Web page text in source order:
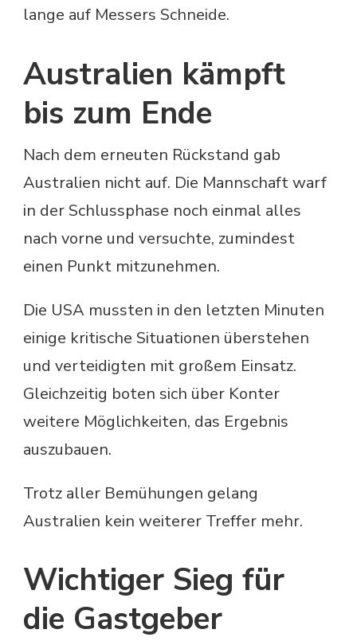
lange auf Messers Schneide.
Australien kämpft
bis zum Ende
Nach dem erneuten Rückstand gab
Australien nicht auf. Die Mannschaft warf
in der Schlussphase noch einmal alles
nach vorne und versuchte, zumindest
einen Punkt mitzunehmen.
Die USA mussten in den letzten Minuten
einige kritische Situationen überstehen
und verteidigten mit großem Einsatz.
Gleichzeitig boten sich über Konter
weitere Möglichkeiten, das Ergebnis
auszubauen.
Trotz aller Bemühungen gelang
Australien kein weiterer Treffer mehr.
Wichtiger Sieg für
die Gastgeber